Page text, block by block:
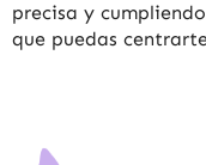
precisa y
que puedas